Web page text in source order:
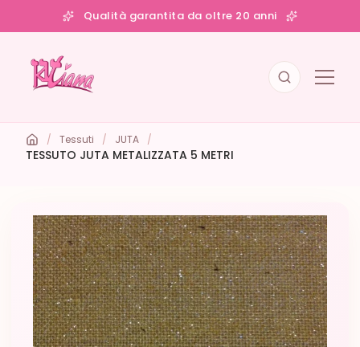
Qualità garantita da oltre 20 anni
/ Tessuti / JUTA /
TESSUTO JUTA METALIZZATA 5 METRI